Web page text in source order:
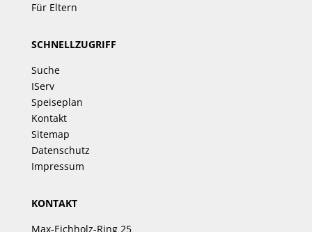
Für Eltern
SCHNELLZUGRIFF
Suche
IServ
Speiseplan
Kontakt
Sitemap
Datenschutz
Impressum
KONTAKT
Max-Eichholz-Ring 25